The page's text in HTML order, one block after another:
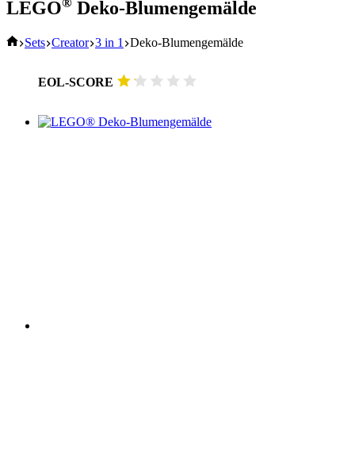
LEGO Deko-Blumengemälde
Start
Sets Creator 3 in 1 Deko-Blumengemälde
EOL-SCORE